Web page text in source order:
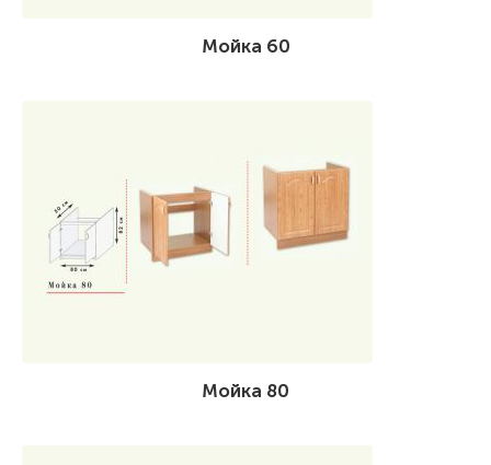
Мойка 60
Мойка 80